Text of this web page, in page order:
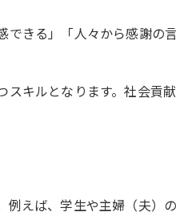
きる」「人々から感謝の
キルとなります。社会貢
えば、学生や主婦（夫）